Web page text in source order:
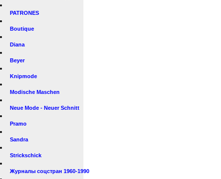
PATRONES
Boutique
Diana
Beyer
Knipmode
Modische Maschen
Neue Mode - Neuer Schnitt
Pramo
Sandra
Strickschick
Журналы соцстран 1960-1990